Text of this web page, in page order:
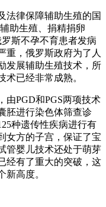
法律保障辅助生殖的国
助生殖、捐精捐卵
斯不孕不育患者发病
重，俄罗斯政府为了人
发展辅助生殖技术，所
术已经非常成熟。
由PGD和PGS两项技术
胚进行染色体筛查诊
种遗传性疾病进行有
女方的子宫，保证了宝
管婴儿技术还处于萌芽
经有了重大的突破，这
新高度。